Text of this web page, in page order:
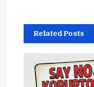
Related Posts